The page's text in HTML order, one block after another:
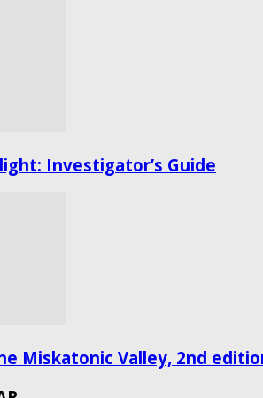
Investigator’s Guide
Miskatonic Valley, 2nd